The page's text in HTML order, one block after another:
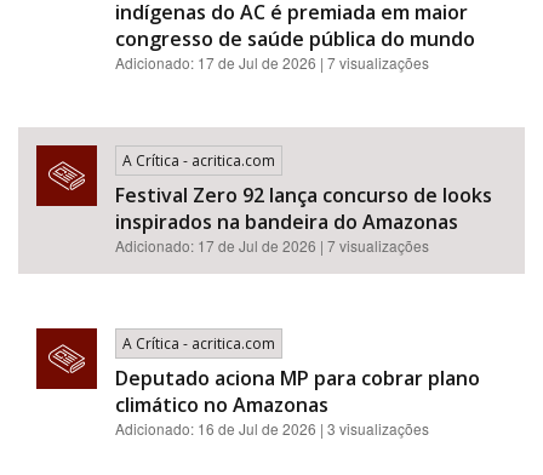
indígenas do AC é premiada em maior
congresso de saúde pública do mundo
Adicionado: 17 de Jul de 2026 | 7 visualizações
A Crítica - acritica.com
Festival Zero 92 lança concurso de looks
inspirados na bandeira do Amazonas
Adicionado: 17 de Jul de 2026 | 7 visualizações
A Crítica - acritica.com
Deputado aciona MP para cobrar plano
climático no Amazonas
Adicionado: 16 de Jul de 2026 | 3 visualizações